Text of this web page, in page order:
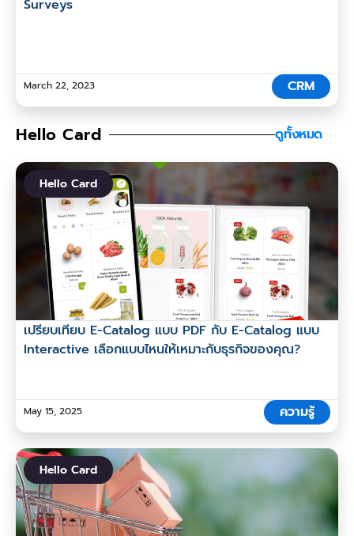
Surveys
March 22, 2023 CRM
Hello Card ดูทั้งหมด
Hello Card
เปรียบเทียบ E-Catalog แบบ PDF กับ E-Catalog แบบ
Interactive เลือกแบบไหนให้เหมาะกับธุรกิจของคุณ?
May 15, 2025 ความรู้
Hello Card